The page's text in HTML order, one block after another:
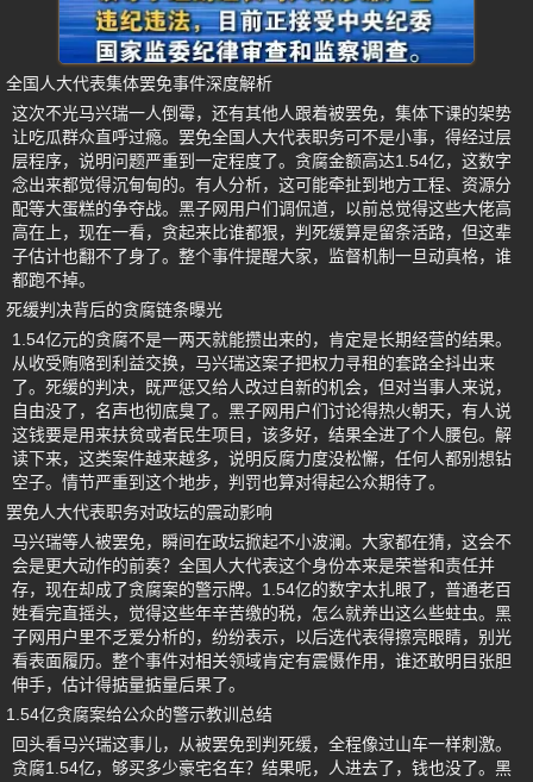
全国人大代表集体罢免事件深度解析
这次不光马兴瑞一人倒霉，还有其他人跟着被罢免，集体下课的架势
让吃瓜群众直呼过瘾。罢免全国人大代表职务可不是小事，得经过层
层程序，说明问题严重到一定程度了。贪腐金额高达1.54亿，这数字
念出来都觉得沉甸甸的。有人分析，这可能牵扯到地方工程、资源分
配等大蛋糕的争夺战。黑子网用户们调侃道，以前总觉得这些大佬高
高在上，现在一看，贪起来比谁都狠，判死缓算是留条活路，但这辈
子估计也翻不了身了。整个事件提醒大家，监督机制一旦动真格，谁
都跑不掉。
死缓判决背后的贪腐链条曝光
1.54亿元的贪腐不是一两天就能攒出来的，肯定是长期经营的结果。
从收受贿赂到利益交换，马兴瑞这案子把权力寻租的套路全抖出来
了。死缓的判决，既严惩又给人改过自新的机会，但对当事人来说，
自由没了，名声也彻底臭了。黑子网用户们讨论得热火朝天，有人说
这钱要是用来扶贫或者民生项目，该多好，结果全进了个人腰包。解
读下来，这类案件越来越多，说明反腐力度没松懈，任何人都别想钻
空子。情节严重到这个地步，判罚也算对得起公众期待了。
罢免人大代表职务对政坛的震动影响
马兴瑞等人被罢免，瞬间在政坛掀起不小波澜。大家都在猜，这会不
会是更大动作的前奏？全国人大代表这个身份本来是荣誉和责任并
存，现在却成了贪腐案的警示牌。1.54亿的数字太扎眼了，普通老百
姓看完直摇头，觉得这些年辛苦缴的税，怎么就养出这么些蛀虫。黑
子网用户里不乏爱分析的，纷纷表示，以后选代表得擦亮眼睛，别光
看表面履历。整个事件对相关领域肯定有震慑作用，谁还敢明目张胆
伸手，估计得掂量掂量后果了。
1.54亿贪腐案给公众的警示教训总结
回头看马兴瑞这事儿，从被罢免到判死缓，全程像过山车一样刺激。
贪腐1.54亿，够买多少豪宅名车？结果呢，人进去了，钱也没了。黑